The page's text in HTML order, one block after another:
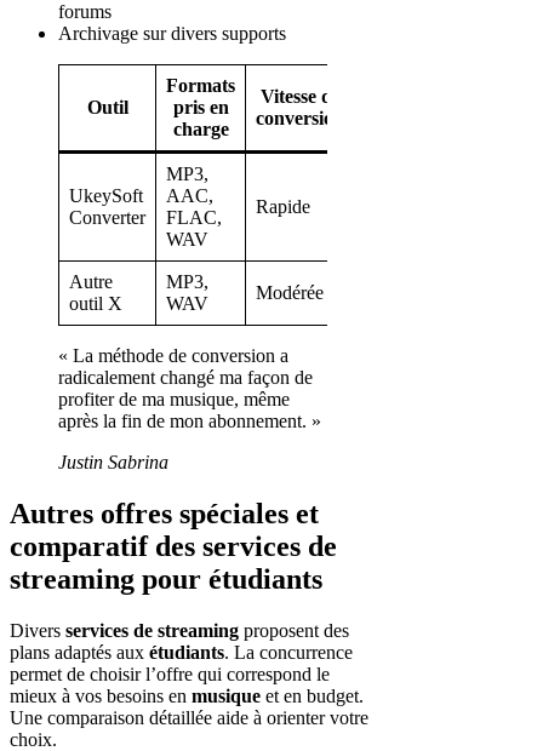
forums
Archivage sur divers supports
Outil
Formats
pris en
charge
Vitesse de
conversion
UkeySoft
Converter
MP3,
AAC,
FLAC,
WAV
Rapide
Autre
outil X
MP3,
WAV
Modérée
« La méthode de conversion a
radicalement changé ma façon de
profiter de ma musique, même
après la fin de mon abonnement. »
Justin Sabrina
Autres offres spéciales et
comparatif des services de
streaming pour étudiants
Divers services de streaming proposent des
plans adaptés aux étudiants. La concurrence
permet de choisir l’offre qui correspond le
mieux à vos besoins en musique et en budget.
Une comparaison détaillée aide à orienter votre
choix.